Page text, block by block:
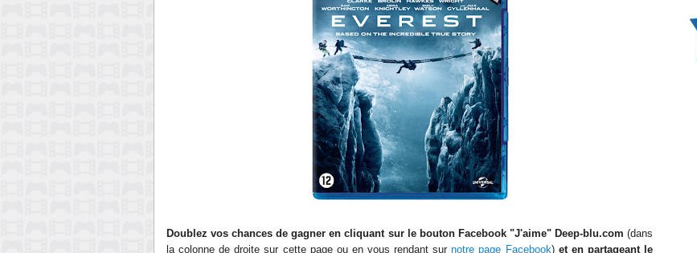
Doublez vos chances de gagner en cliquant sur le bouton Facebook "J'aime" Deep-blu.com (dans
la colonne de droite sur cette page ou en vous rendant surnotre page Facebook) et en partageant le